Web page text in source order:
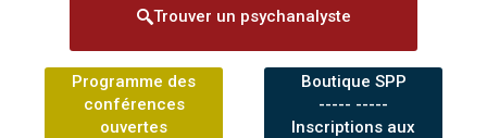
Trouver un psychanalyste
Programme des
conférences
ouvertes
Boutique SPP
----- -----
Inscriptions aux